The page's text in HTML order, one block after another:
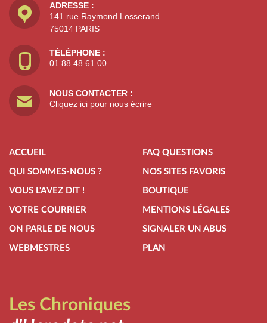
ADRESSE :
141 rue Raymond Losserand
75014 PARIS
TÉLÉPHONE :
01 88 48 61 00
NOUS CONTACTER :
Cliquez ici pour nous écrire
ACCUEIL
QUI SOMMES-NOUS ?
VOUS L'AVEZ DIT !
VOTRE COURRIER
ON PARLE DE NOUS
WEBMESTRES
FAQ QUESTIONS
NOS SITES FAVORIS
BOUTIQUE
MENTIONS LÉGALES
SIGNALER UN ABUS
PLAN
Les Chroniques